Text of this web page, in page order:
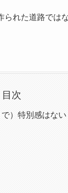
れた道路では
目次
）特別感はない